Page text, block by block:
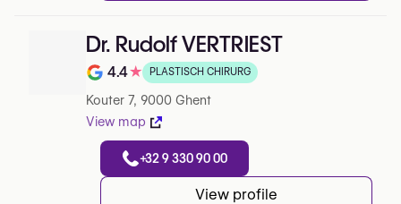
Dr. Rudolf VERTRIEST
Note de 4.4 sur 5 sur Google
4.4★ PLASTISCH CHIRURG
Kouter 7, 9000 Ghent
View map
+32 9 330 90 00
View profile